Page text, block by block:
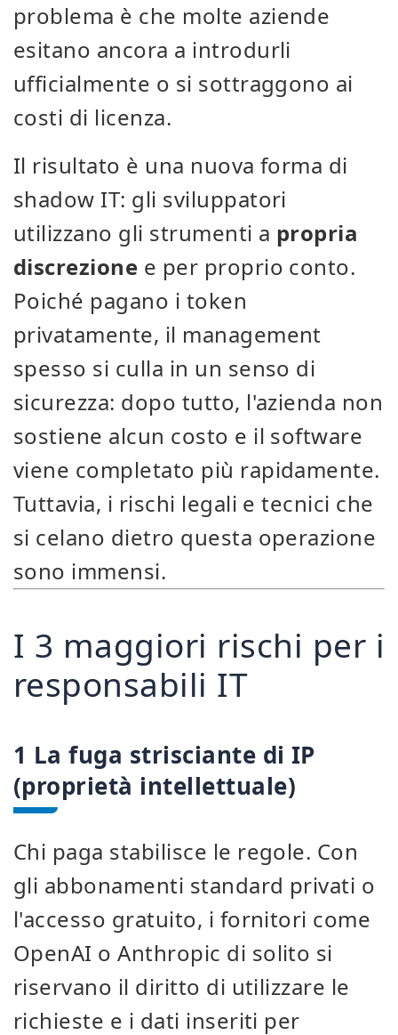
problema è che molte aziende
esitano ancora a introdurli
ufficialmente o si sottraggono ai
costi di licenza.
Il risultato è una nuova forma di
shadow IT: gli sviluppatori
utilizzano gli strumenti a propria
discrezione e per proprio conto.
Poiché pagano i token
privatamente, il management
spesso si culla in un senso di
sicurezza: dopo tutto, l'azienda non
sostiene alcun costo e il software
viene completato più rapidamente.
Tuttavia, i rischi legali e tecnici che
si celano dietro questa operazione
sono immensi.
I 3 maggiori rischi per i
responsabili IT
1 La fuga strisciante di IP
(proprietà intellettuale)
Chi paga stabilisce le regole. Con
gli abbonamenti standard privati o
l'accesso gratuito, i fornitori come
OpenAI o Anthropic di solito si
riservano il diritto di utilizzare le
richieste e i dati inseriti per